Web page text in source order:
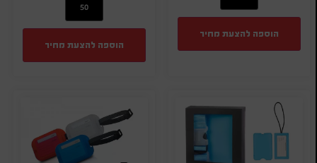
הוספה להצעת מחיר
הוספה להצעת מחיר